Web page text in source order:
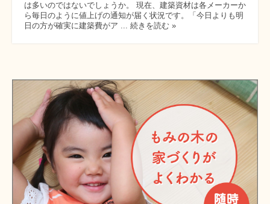
は多いのではないでしょうか。 現在、建築資材は各メーカーか
ら毎日のように値上げの通知が届く状況です。「今日よりも明
日の方が確実に建築費がア ... 続きを読む »